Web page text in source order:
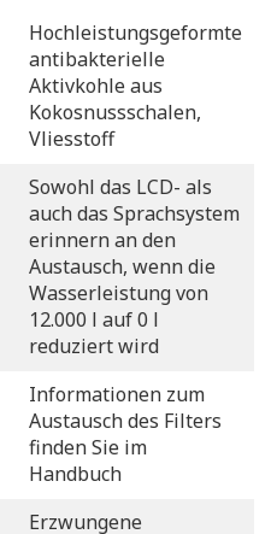
Hochleistungsgeformte
antibakterielle
Aktivkohle aus
Kokosnussschalen,
Vliesstoff
Sowohl das LCD- als
auch das Sprachsystem
erinnern an den
Austausch, wenn die
Wasserleistung von
12.000 l auf 0 l
reduziert wird
Informationen zum
Austausch des Filters
finden Sie im
Handbuch
Erzwungene